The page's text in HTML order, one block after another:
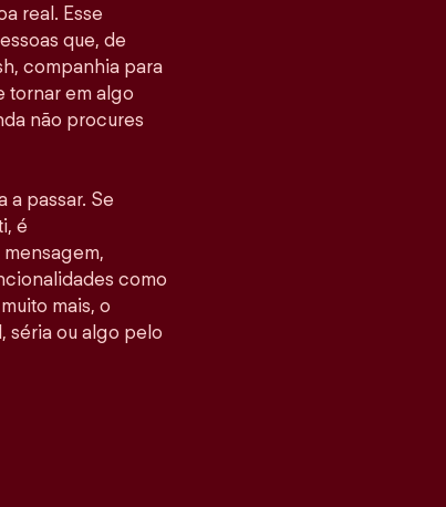
real. Esse
que, de
companhia para
tornar em algo
não procures
a passar. Se
é
como
mais, o
séria ou algo pelo